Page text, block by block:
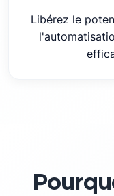
Libérez le